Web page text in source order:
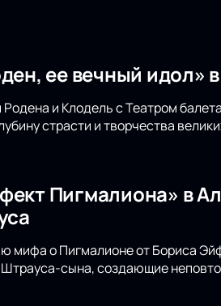
ее вечный идол»
и Клодель с Театром
страсти и творчества
Пигмалиона» в
мифа о Пигмалионе от Бориса
сына, создающие